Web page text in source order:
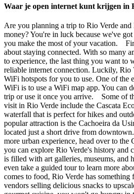
Waar je open internet kunt krijgen in
Are you planning a trip to Rio Verde
money? You're in luck because we've
you make the most of your vacation.
about staying connected. With so many
to experience, the last thing you want to
reliable internet connection. Luckily, Rio
WiFi hotspots for you to use. One of the
WiFi is to use a WiFi map app. You can
trip or use it once you arrive. Some of
visit in Rio Verde include the Cascata
waterfall that is perfect for hikes and
popular attraction is the Cachoeira da
located just a short drive from
more urban experience, head over to the
you can explore Rio Verde's history and
is filled with art galleries, museums, and
even take a guided tour to learn more
comes to food, Rio Verde has something
vendors selling delicious snacks to